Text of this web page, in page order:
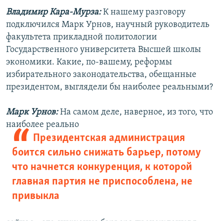
Владимир Кара-Мурза:К нашему разговору
подключился Марк Урнов, научный руководитель
факультета прикладной политологии
Государственного университета Высшей школы
экономики. Какие, по-вашему, реформы
избирательного законодательства, обещанные
президентом, выглядели бы наиболее реальными?
Марк Урнов:На самом деле, наверное, из того, что
наиболее реально
Президентская администрация
боится сильно снижать барьер, потому
что начнется конкуренция, к которой
главная партия не приспособлена, не
привыкла